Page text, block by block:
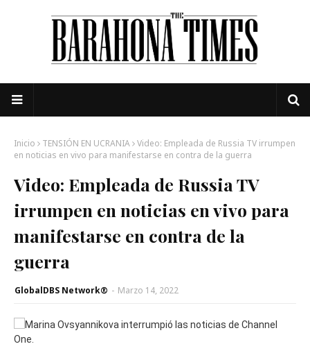
Inicio TENSIÓN EN UCRANIA Video: Empleada de Russia TV irrumpen
en noticias en vivo para manifestarse en contra de la guerra
Video: Empleada de Russia TV
irrumpen en noticias en vivo para
manifestarse en contra de la
guerra
GlobalDBS Network® - Marzo 14, 2022